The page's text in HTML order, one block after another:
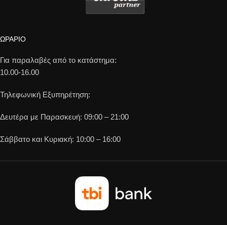
ΩΡΑΡΙΟ
Για παραλαβές από το κατάστημα:
10.00-16.00
Τηλεφωνική Εξυπηρέτηση:
Δευτέρα με Παρασκευή: 09:00 – 21:00
Σάββατο και Κυριακή: 10:00 – 16:00